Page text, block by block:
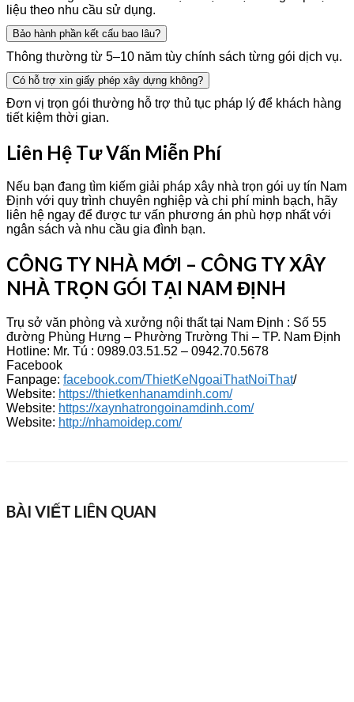
liệu theo nhu cầu sử dụng.
Bảo hành phần kết cấu bao lâu?
Thông thường từ 5–10 năm tùy chính sách từng gói dịch vụ.
Có hỗ trợ xin giấy phép xây dựng không?
Đơn vị trọn gói thường hỗ trợ thủ tục pháp lý để khách hàng
tiết kiệm thời gian.
Liên Hệ Tư Vấn Miễn Phí
Nếu bạn đang tìm kiếm giải pháp xây nhà trọn gói uy tín Nam
Định với quy trình chuyên nghiệp và chi phí minh bạch, hãy
liên hệ ngay để được tư vấn phương án phù hợp nhất với
ngân sách và nhu cầu gia đình bạn.
CÔNG TY NHÀ MỚI – CÔNG TY XÂY
NHÀ TRỌN GÓI TẠI NAM ĐỊNH
Trụ sở văn phòng và xưởng nội thất tại Nam Định : Số 55
đường Phùng Hưng – Phường Trường Thi – TP. Nam Định
Hotline: Mr. Tú : 0989.03.51.52 – 0942.70.5678
Facebook
Fanpage: facebook.com/ThietKeNgoaiThatNoiThat/
Website: https://thietkenhanamdinh.com/
Website: https://xaynhatrongoinamdinh.com/
Website: http://nhamoidep.com/
BÀI VIẾT LIÊN QUAN